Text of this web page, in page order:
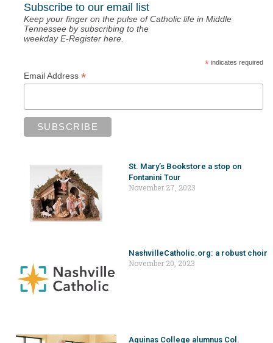
Subscribe to our email list
Keep your finger on the pulse of Catholic life in Middle
Tennessee by subscribing to the
weekday E-Register here.
*indicates required
Email Address *
St. Mary’s Bookstore a stop on
Fontanini Tour
November 27, 2023
NashvilleCatholic.org: a robust choir
November 20, 2023
Aquinas College alumnus Col.